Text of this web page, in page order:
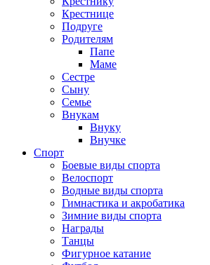
Крестнице
Подруге
Родителям
Папе
Маме
Сестре
Сыну
Семье
Внукам
Внуку
Внучке
Спорт
Боевые виды спорта
Велоспорт
Водные виды спорта
Гимнастика и акробатика
Зимние виды спорта
Награды
Танцы
Фигурное катание